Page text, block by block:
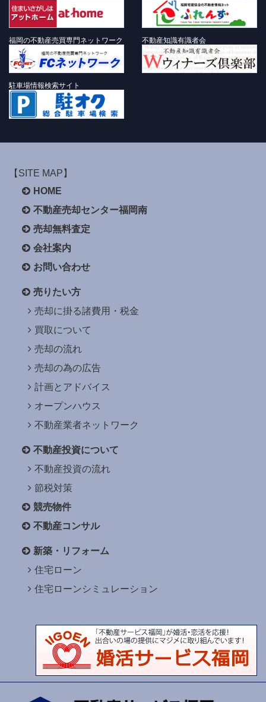
福岡の不動産売買専門ネットワーク 不動産知識有識者会
駐車場情報検索サイト
【SITE MAP】
HOME
不動産売却センター福岡南
売却無料査定
会社案内
お問い合わせ
売りたい方
売却に掛る諸費用・税金
買取について
売却の流れ
売却の為の広告
計画とアドバイス
オープンハウス
不動産業者ネットワーク
不動産投資について
不動産投資の流れ
節税対策
競売物件
不動産コンサル
新築・リフォーム
住宅ローン
住宅ローンシミュレーション